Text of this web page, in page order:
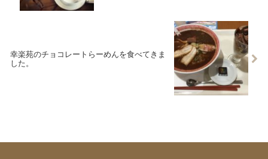
幸楽苑のチョコレートらーめんを食べてきま
した。